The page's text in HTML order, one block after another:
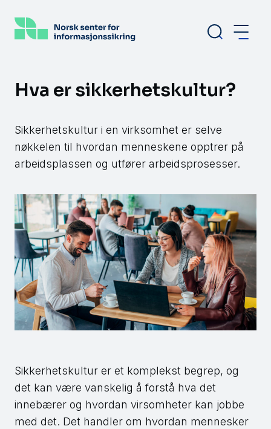
hovedinnhold
Hva er sikkerhetskultur?
Sikkerhetskultur i en virksomhet er selve
nøkkelen til hvordan menneskene opptrer på
arbeidsplassen og utfører arbeidsprosesser.
Sikkerhetskultur er et komplekst begrep, og
det kan være vanskelig å forstå hva det
innebærer og hvordan virsomheter kan jobbe
med det. Det handler om hvordan mennesker